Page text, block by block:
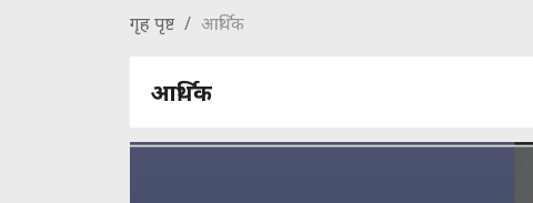
गृह पृष्ट आर्थिक
आर्थिक